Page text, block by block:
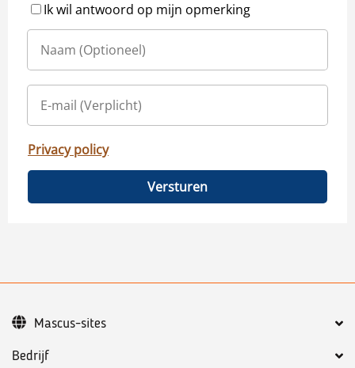
Ik wil antwoord op mijn opmerking
Privacy policy
Versturen
Bedrijf
Mascus-sites